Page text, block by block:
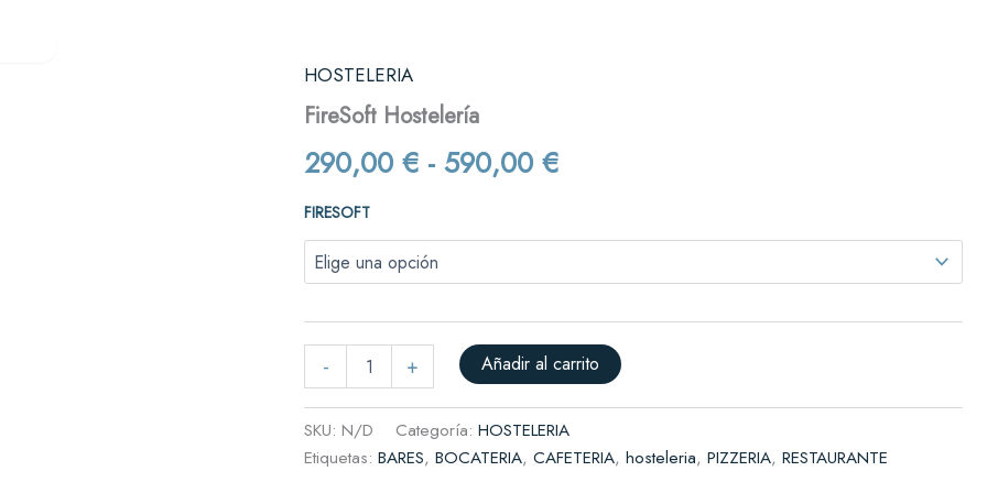
HOSTELERIA
FireSoft Hostelería
290,00 € - 590,00 €precios:
290,00 €
hasta
590,00 €
FIRESOFT
-
FireSoft
cantidad
+ Añadir al carrito
SKU: N/D Categoría: HOSTELERIA
Etiquetas: BARES, BOCATERIA, CAFETERIA, hosteleria, PIZZERIA, RESTAURANTE